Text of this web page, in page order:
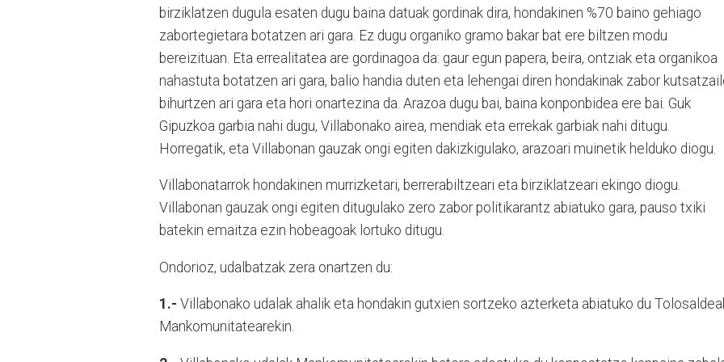
birziklatzen dugula esaten dugu baina datuak gordinak dira, hondakinen %70 baino gehiago
zabortegietara botatzen ari gara. Ez dugu organiko gramo bakar bat ere biltzen modu
bereizituan. Eta errealitatea are gordinagoa da: gaur egun papera, beira, ontziak eta organikoa
nahastuta botatzen ari gara, balio handia duten eta lehengai diren hondakinak zabor
bihurtzen ari gara eta hori onartezina da. Arazoa dugu bai, baina konponbidea ere bai. Guk
Gipuzkoa garbia nahi dugu, Villabonako airea, mendiak eta errekak garbiak nahi ditugu.
Horregatik, eta Villabonan gauzak ongi egiten dakizkigulako, arazoari muinetik helduko diogu.
Villabonatarrok hondakinen murrizketari, berrerabiltzeari eta birziklatzeari ekingo diogu.
Villabonan gauzak ongi egiten ditugulako zero zabor politikarantz abiatuko gara, pauso txiki
batekin emaitza ezin hobeagoak lortuko ditugu.
Ondorioz, udalbatzak zera onartzen du:
1.- Villabonako udalak ahalik eta hondakin gutxien sortzeko azterketa abiatuko du
Mankomunitatearekin.